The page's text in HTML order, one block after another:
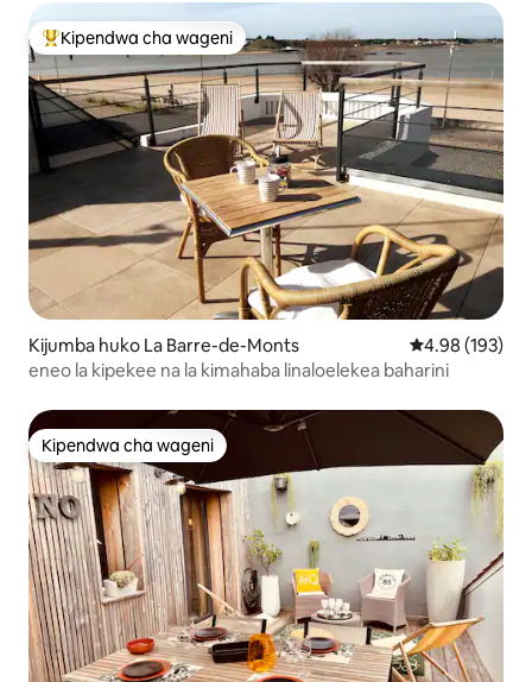
Kipendwa maarufu cha wageni
Kipendwa cha wageni
Kijumba huko La Barre-de-Monts Ukadiriaji wa
4.98 (193)
eneo la kipekee na la kimahaba linaloelekea baharini
Kipendwa cha wageni
Kipendwa cha wageni